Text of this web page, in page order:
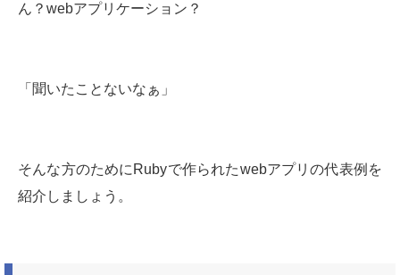
ん？webアプリケーション？
「聞いたことないなぁ」
そんな方のためにRubyで作られたwebアプリの代表例を
紹介しましょう。